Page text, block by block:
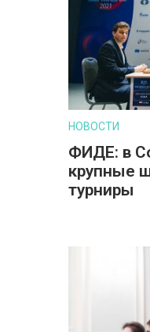
НОВОСТИ
ФИДЕ: в
крупные
турниры